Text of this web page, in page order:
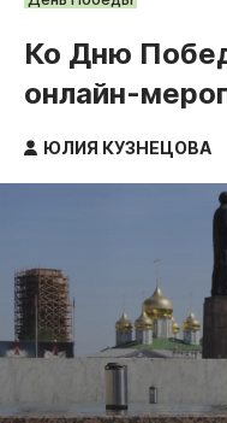
Общество
Культура
Происшествия
Спорт
Тульский
Тула
ДоброЦентр
Голодный
Ко Дню
онлайн-
ЮЛИЯ КУЗНЕЦОВА